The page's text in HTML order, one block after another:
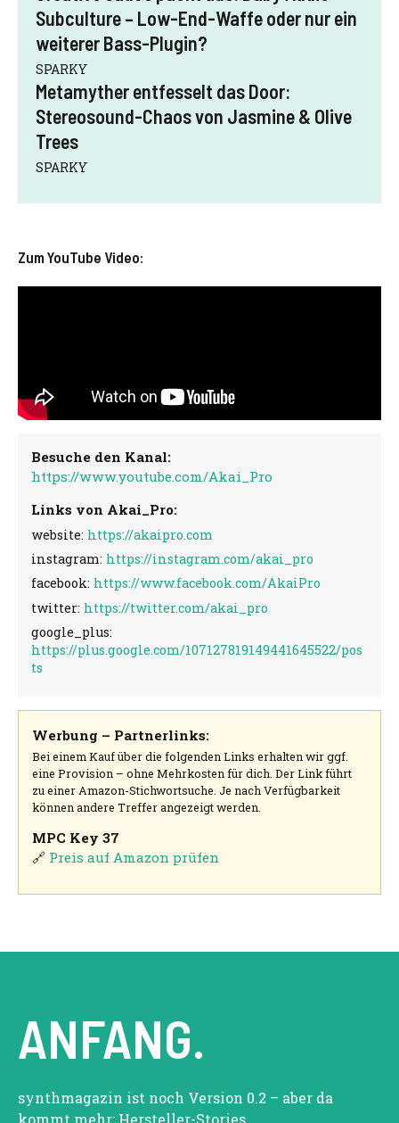
Subculture – Low-End-Waffe oder nur ein
weiterer Bass-Plugin?
SPARKY
Metamyther entfesselt das Door:
Stereosound-Chaos von Jasmine & Olive
Trees
SPARKY
Zum YouTube Video:
Besuche den Kanal:
https://www.youtube.com/Akai_Pro
Links von Akai_Pro:
website: https://akaipro.com
instagram: https://instagram.com/akai_pro
facebook: https://www.facebook.com/AkaiPro
twitter: https://twitter.com/akai_pro
google_plus:
https://plus.google.com/107127819149441645522/pos
ts
Werbung – Partnerlinks:
Bei einem Kauf über die folgenden Links erhalten wir ggf.
eine Provision – ohne Mehrkosten für dich. Der Link führt
zu einer Amazon-Stichwortsuche. Je nach Verfügbarkeit
können andere Treffer angezeigt werden.
MPC Key 37
🔗 Preis auf Amazon prüfen
ANFANG.
synthmagazin ist noch Version 0.2 – aber da